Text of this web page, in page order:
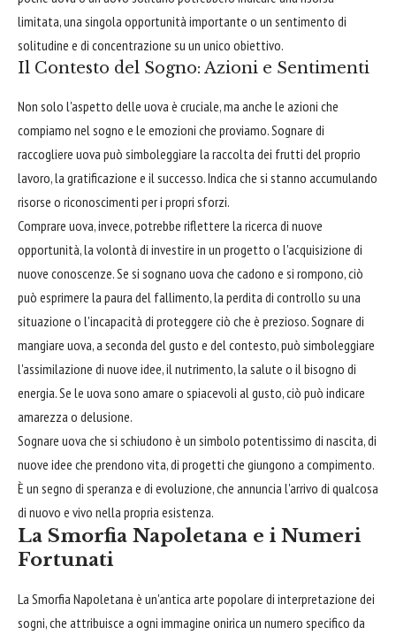
limitata, una singola opportunità importante o un sentimento di
solitudine e di concentrazione su un unico obiettivo.
Il Contesto del Sogno: Azioni e Sentimenti
Non solo l'aspetto delle uova è cruciale, ma anche le azioni che
compiamo nel sogno e le emozioni che proviamo. Sognare di
raccogliere uova può simboleggiare la raccolta dei frutti del proprio
lavoro, la gratificazione e il successo. Indica che si stanno accumulando
risorse o riconoscimenti per i propri sforzi.
Comprare uova, invece, potrebbe riflettere la ricerca di nuove
opportunità, la volontà di investire in un progetto o l'acquisizione di
nuove conoscenze. Se si sognano uova che cadono e si rompono, ciò
può esprimere la paura del fallimento, la perdita di controllo su una
situazione o l'incapacità di proteggere ciò che è prezioso. Sognare di
mangiare uova, a seconda del gusto e del contesto, può simboleggiare
l'assimilazione di nuove idee, il nutrimento, la salute o il bisogno di
energia. Se le uova sono amare o spiacevoli al gusto, ciò può indicare
amarezza o delusione.
Sognare uova che si schiudono è un simbolo potentissimo di nascita, di
nuove idee che prendono vita, di progetti che giungono a compimento.
È un segno di speranza e di evoluzione, che annuncia l'arrivo di qualcosa
di nuovo e vivo nella propria esistenza.
La Smorfia Napoletana e i Numeri
Fortunati
La Smorfia Napoletana è un'antica arte popolare di interpretazione dei
sogni, che attribuisce a ogni immagine onirica un numero specifico da